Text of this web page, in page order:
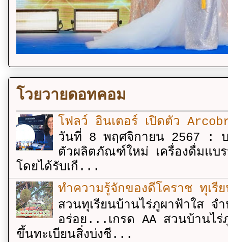
โวยวายดอทคอม
โฟลว์ อินเตอร์ เปิดตัว
วันที่ 8 พฤศจิกายน 2567 : บ
ตัวผลิตภัณฑ์ใหม่ เครื่องดื่มแบ
โดยได้รับเกี...
ทำความรู้จักของดีโคราช ทุเรี
สวนทุเรียนบ้านไร่ภูผาฟ้าใส
อร่อย...เกรด AA สวนบ้านไ
ขึ้นทะเบียนสิ่งบ่งชี...